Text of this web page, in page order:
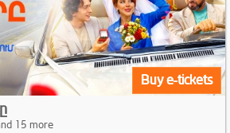
Buy e-tickets
15 more